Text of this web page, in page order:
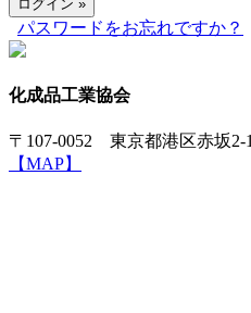
パスワードをお忘れですか？
化成品工業協会
〒107-0052 東京都港区赤坂
【MAP】